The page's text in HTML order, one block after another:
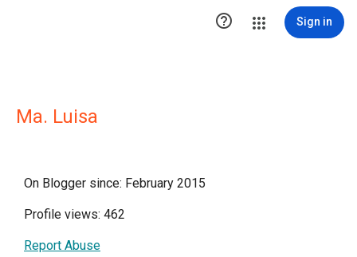
 Sign in
Ma. Luisa
On Blogger since: February 2015
Profile views: 462
Report Abuse